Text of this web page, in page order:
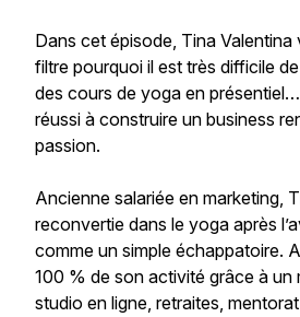
Dans cet épisode, Tina Valentina
filtre pourquoi il est très difficile
des cours de yoga en
réussi à construire un business
passion.
Ancienne salariée en marketing,
reconvertie dans le yoga après
comme un simple échappatoire.
100 % de son activité grâce à un
studio en ligne, retraites,